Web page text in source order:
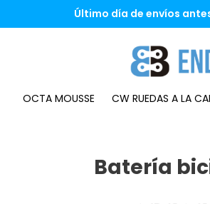
Último día de envíos
OCTA MOUSSE CW RUEDAS A LA
Batería